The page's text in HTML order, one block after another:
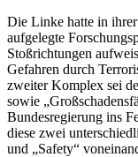
Die Linke hatte in
aufgelegte
Stoßrichtungen
Gefahren durch
zweiter Komplex sei
sowie
Bundesregierung ins
diese zwei
und „Safety“